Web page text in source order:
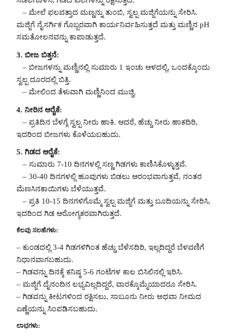
– ಮೇಲೆ ಫಲವತ್ತಾದ ಮಣ್ಣನ್ನು ತುಂಬಿ, ಸ್ವಲ್ಪ ಮಜ್ಜಿಗೆಯನ್ನು ಸೇರಿಸಿ.
ಮಜ್ಜಿಗೆ ನೈಸರ್ಗಿಕ ಗೊಬ್ಬರವಾಗಿ ಕಾರ್ಯನಿರ್ವಹಿಸುತ್ತದೆ ಮತ್ತು ಮಣ್ಣಿನ pH
ಸಮತೋಲನವನ್ನು ಕಾಪಾಡುತ್ತದೆ.
3. ಬೀಜ ಬಿತ್ತನೆ:
– ಬೀಜಗಳನ್ನು ಮಣ್ಣಿನಲ್ಲಿ ಸುಮಾರು 1 ಇಂಚು ಆಳದಲ್ಲಿ, ಒಂದಕ್ಕೊಂದು
ಸ್ವಲ್ಪ ದೂರದಲ್ಲಿ ಬಿತ್ತಿ.
– ಮೇಲಿಂದ ತೆಳುವಾಗಿ ಮಣ್ಣಿನಿಂದ ಮುಚ್ಚಿ.
4. ನೀರಿನ ಆರೈಕೆ:
– ಪ್ರತಿದಿನ ಬೆಳಗ್ಗೆ ಸ್ವಲ್ಪ ನೀರು ಹಾಕಿ. ಆದರೆ, ಹೆಚ್ಚು ನೀರು ಹಾಕದಿರಿ,
ಇದರಿಂದ ಬೀಜಗಳು ಕೊಳೆಯಬಹುದು.
5. ಗಿಡದ ಆರೈಕೆ:
– ಸುಮಾರು 7-10 ದಿನಗಳಲ್ಲಿ ಸಣ್ಣ ಗಿಡಗಳು ಕಾಣಿಸಿಕೊಳ್ಳುತ್ತವೆ.
– 30-40 ದಿನಗಳಲ್ಲಿ ಹೂವುಗಳು ಬಿಡಲು ಆರಂಭವಾಗುತ್ತವೆ, ನಂತರ
ಮೆಣಸಿನಕಾಯಿಗಳು ಬೆಳೆಯುತ್ತವೆ.
– ಪ್ರತಿ 10-15 ದಿನಗಳಿಗೊಮ್ಮೆ ಸ್ವಲ್ಪ ಮಜ್ಜಿಗೆ ಮತ್ತು ಬೂದಿಯನ್ನು ಸೇರಿಸಿ,
ಇದರಿಂದ ಗಿಡ ಆರೋಗ್ಯಕರವಾಗಿರುತ್ತದೆ.
ಕೆಲವು ಸಲಹೆಗಳು:
– ಕುಂಡದಲ್ಲಿ 3-4 ಗಿಡಗಳಿಗಿಂತ ಹೆಚ್ಚು ಬೆಳೆಸದಿರಿ, ಇಲ್ಲದಿದ್ದರೆ ಬೆಳವಣಿಗೆ
ನಿಧಾನವಾಗಬಹುದು.
– ಗಿಡವನ್ನು ದಿನಕ್ಕೆ ಕನಿಷ್ಠ 5-6 ಗಂಟೆಗಳ ಕಾಲ ಬಿಸಿಲಿನಲ್ಲಿ ಇರಿಸಿ.
– ಮಜ್ಜಿಗೆ ದೈನಂದಿನ ಲಭ್ಯವಿಲ್ಲದಿದ್ದರೆ, ವಾರಕ್ಕೊಮ್ಮೆಯಾದರೂ ಸೇರಿಸಿ.
– ಗಿಡವನ್ನು ಕೀಟಗಳಿಂದ ರಕ್ಷಿಸಲು, ಸಾಬೂನು ನೀರು ಅಥವಾ ನೀಮದ
ಎಣ್ಣೆಯನ್ನು ಸಿಂಪಡಿಸಬಹುದು.
ಲಾಭಗಳು: